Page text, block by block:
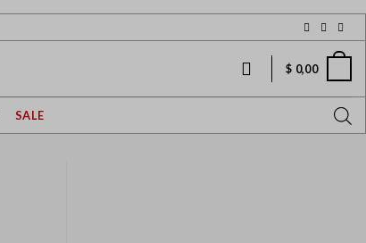
$ 0,00
SALE